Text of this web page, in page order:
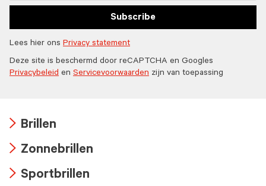
Subscribe
Lees hier ons Privacy statement
Deze site is beschermd door reCAPTCHA en Googles
Privacybeleid en Servicevoorwaarden zijn van toepassing
icon
Brillen
icon
Zonnebrillen
Sportbrillen